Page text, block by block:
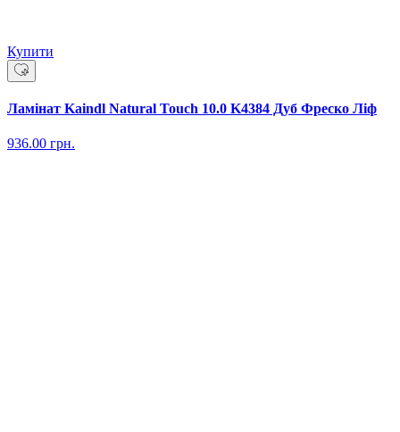
Купити
Ламінат Kaindl Natural Touch 10.0 K4384 Дуб Фреско Ліф
936.00 грн.